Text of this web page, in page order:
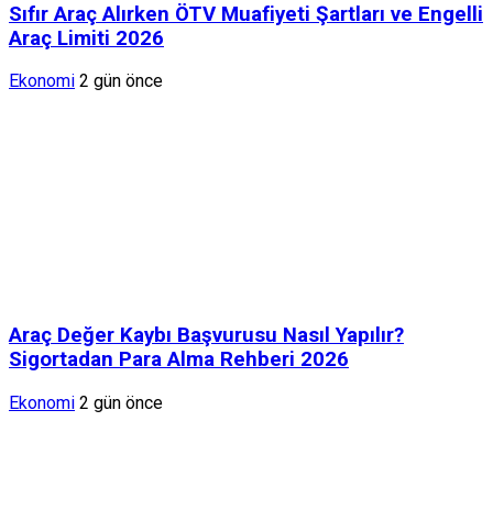
Sıfır Araç Alırken ÖTV Muafiyeti Şartları ve Engelli
Araç Limiti 2026
Ekonomi 2 gün önce
Araç Değer Kaybı Başvurusu Nasıl Yapılır?
Sigortadan Para Alma Rehberi 2026
Ekonomi 2 gün önce